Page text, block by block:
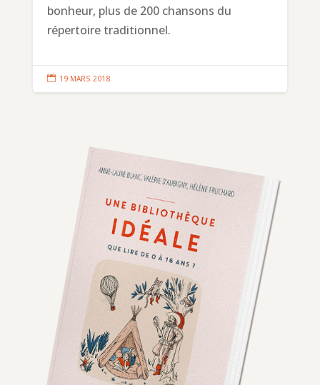
bonheur, plus de 200 chansons du
répertoire traditionnel.
 19 MARS 2018